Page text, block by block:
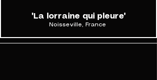
'La lorraine qui pleure'
Noisseville, France